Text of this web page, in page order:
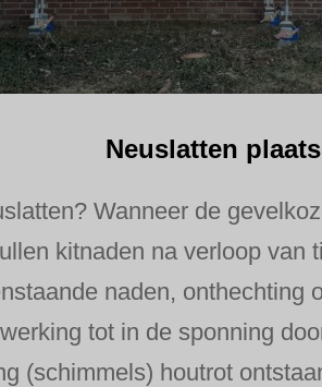
Neuslatten
Wanneer de
kitnaden na verloop van
naden, onthechting
tot in de sponning
(schimmels) houtrot